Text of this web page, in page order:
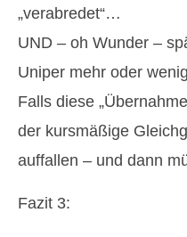
„verabredet“…
UND – oh Wunder –
Uniper mehr oder
Falls diese
der kursmäßige
auffallen – und dann
Fazit 3: